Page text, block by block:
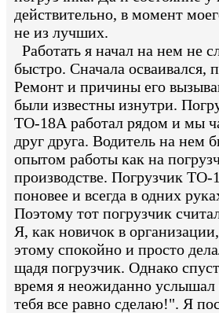
действительно, в момент
не из лучших.
Работать я начал на нем не
быстро. Сначала осваивался,
Ремонт и причины его
были известны изнутри.
ТО-18А работал рядом и мы
друг друга. Водитель на нем
опытом работы как на
производстве. Погрузчик
поновее и всегда в одних
Поэтому тот погрузчик
Я, как новичок в
этому спокойно и просто
щадя погрузчик. Однако
время я неожиданно услышал
тебя все равно сделаю!". Я